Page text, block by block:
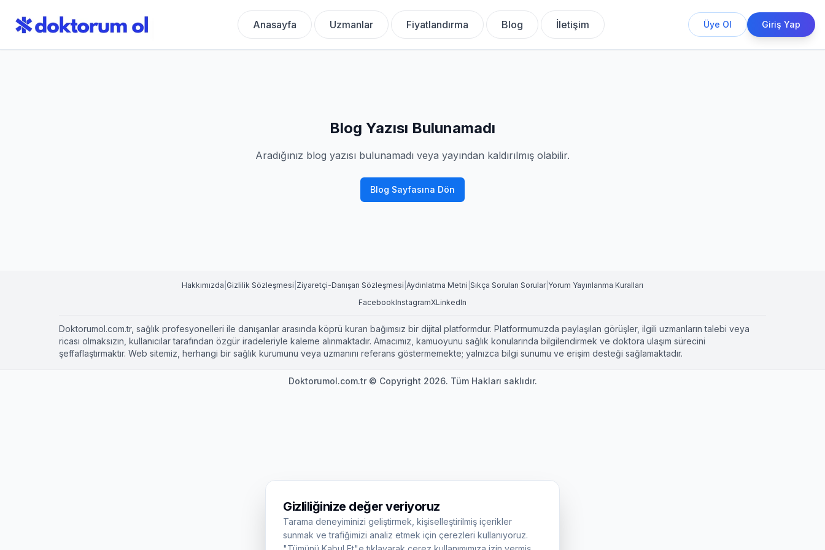
Gizliliğinize değer veriyoruz
Tarama deneyiminizi geliştirmek, kişiselleştirilmiş içerikler
sunmak ve trafiğimizi analiz etmek için çerezleri kullanıyoruz.
Anasayfa Uzmanlar Fiyatlandırma Blog İletişim Üye Ol Giriş Yap
Blog Yazısı Bulunamadı
Aradığınız blog yazısı bulunamadı veya yayından kaldırılmış olabilir.
Blog Sayfasına Dön
Hakkımızda Gizlilik Sözleşmesi Ziyaretçi-Danışan Sözleşmesi Aydınlatma Metni Sıkça Sorulan Sorular| Yorum Yayınlanma Kuralları
FacebookInstagramXLinkedIn
Doktorumol.com.tr, sağlık profesyonelleri ile danışanlar arasında köprü kuran bağımsız bir dijital platformdur. Platformumuzda paylaşılan görüşler, ilgili uzmanların talebi veya
ricası olmaksızın, kullanıcılar tarafından özgür iradeleriyle kaleme alınmaktadır. Amacımız, kamuoyunu sağlık konularında bilgilendirmek ve doktora ulaşım sürecini
şeffaflaştırmaktır. Web sitemiz, herhangi bir sağlık kurumunu veya uzmanını referans göstermemekte; yalnızca bilgi sunumu ve erişim desteği sağlamaktadır.
Doktorumol.com.tr © Copyright 2026. Tüm Hakları saklıdır.